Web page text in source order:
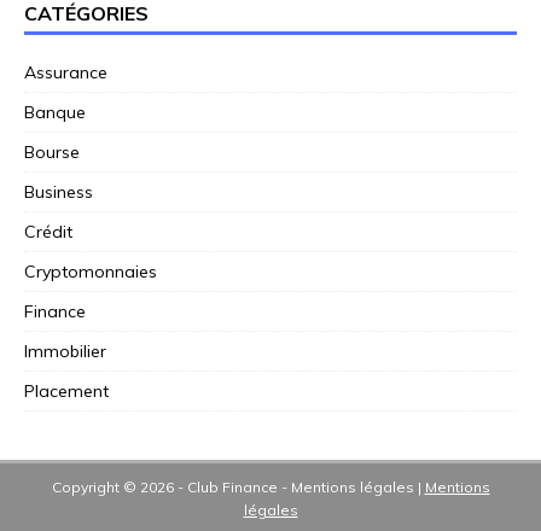
CATÉGORIES
Assurance
Banque
Bourse
Business
Crédit
Cryptomonnaies
Finance
Immobilier
Placement
Copyright © 2026 - Club Finance - Mentions légales | Mentions
légales